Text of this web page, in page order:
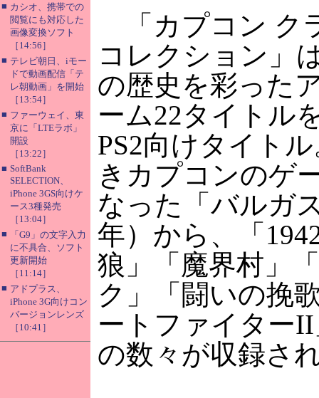
■ カシオ、携帯での
閲覧にも対応した
画像変換ソフト
［14:56］
■ テレビ朝日、iモー
ドで動画配信「テ
レ朝動画」を開始
［13:54］
■ ファーウェイ、東
京に「LTEラボ」
開設
［13:22］
■ SoftBank
SELECTION、
iPhone 3GS向けケ
ース3種発売
［13:04］
■
「G9」の文字入力
に不具合、ソフト
更新開始
［11:14］
■ アドプラス、
iPhone 3G向けコン
バージョンレンズ
［10:41］
「カプコン ク
コレクション」
の歴史を彩った
ーム22タイトル
PS2向けタイト
きカプコンのゲ
なった「バルガ
年）から、「
狼」「魔界村」
ク」「闘いの挽
ートファイター
の数々が収録さ